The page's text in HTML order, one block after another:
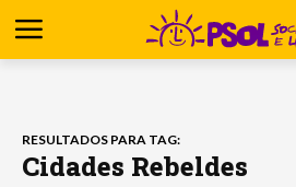
RESULTADOS PARA TAG:
Cidades Rebeldes